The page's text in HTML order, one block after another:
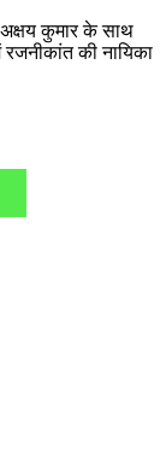
कुमार के साथ
रजनीकांत की नायिका